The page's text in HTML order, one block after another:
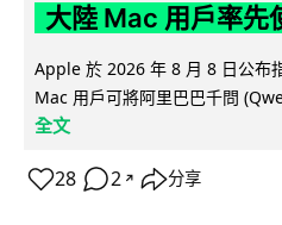
大陸 Mac 用戶率先
Apple 於 2026 年 8 月 8 日公布
Mac 用戶可將阿里巴巴千問
全文
28 2 ↗ 分享